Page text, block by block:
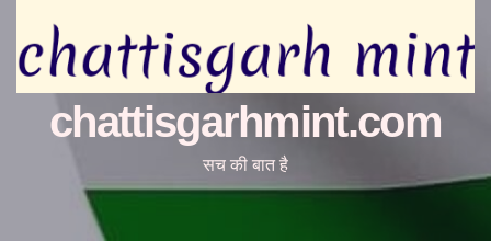
chattisgarhmint.com
सच की बात है